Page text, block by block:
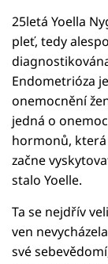
25letá Yoella
pleť, tedy
Endometrióza
onemocnění
jedná o
hormonů, která
začne
stalo Yoelle.
Ta se nejdřív
ven
své